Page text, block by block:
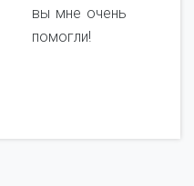
вы мне очень
помогли!